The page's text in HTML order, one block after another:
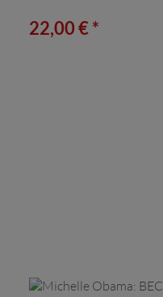
22,00 € *